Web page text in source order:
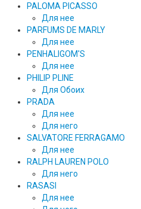
PALOMA PICASSO
Для нее
PARFUMS DE MARLY
Для нее
PENHALIGOM'S
Для нее
PHILIP PLINE
Для Обоих
PRADA
Для нее
Для него
SALVATORE FERRAGAMO
Для нее
RALPH LAUREN POLO
Для него
RASASI
Для нее